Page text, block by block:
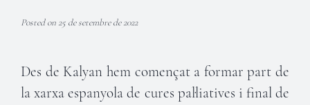
Posted on 25 de setembre de 2022
Des de Kalyan hem començat a formar part de
la xarxa espanyola de cures pal·liatives i final de